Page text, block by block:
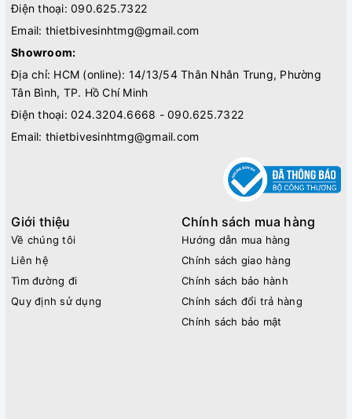
Điện thoại: 090.625.7322
Email: thietbivesinhtmg@gmail.com
Showroom:
Địa chỉ: HCM (online): 14/13/54 Thân Nhân Trung, Phường
Tân Bình, TP. Hồ Chí Minh
Điện thoại: 024.3204.6668 - 090.625.7322
Email: thietbivesinhtmg@gmail.com
Giới thiệu
Về chúng tôi
Liên hệ
Tìm đường đi
Quy định sử dụng
Chính sách mua hàng
Hướng dẫn mua hàng
Chính sách giao hàng
Chính sách bảo hành
Chính sách đổi trả hàng
Chính sách bảo mật